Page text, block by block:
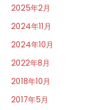
2025年2月
2024年11月
2024年10月
2022年8月
2018年10月
2017年5月